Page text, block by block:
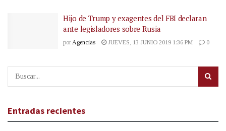
Hijo de Trump y exagentes del FBI declaran
ante legisladores sobre Rusia
por Agencias JUEVES, 13 JUNIO 2019 1:36 PM 0
Entradas recientes